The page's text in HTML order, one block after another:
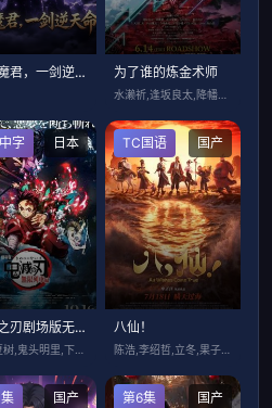
万载魔君，一剑逆天命 为了谁的炼金术师
日本
字
鬼灭之刃剧场版无限列车篇
花江夏树,鬼头明里,下野纮,松冈祯丞,日
国产
TC国语
八仙！
国产 国产
第6集